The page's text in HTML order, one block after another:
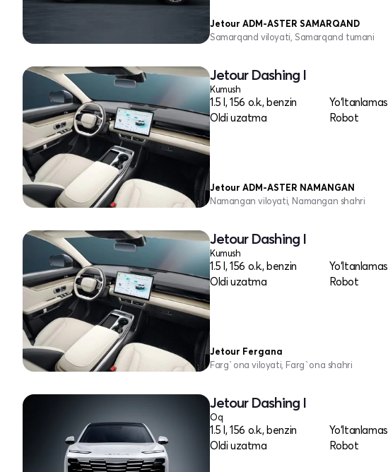
Jetour ADM-ASTER SAMARQAND
Samarqand viloyati, Samarqand tumani
Jetour Dashing I
Kumush
1.5 l, 156 o.k., benzin
Yo‘ltanlamas
Oldi uzatma
Robot
Jetour ADM-ASTER NAMANGAN
Namangan viloyati, Namangan shahri
Jetour Dashing I
Kumush
1.5 l, 156 o.k., benzin
Yo‘ltanlamas
Oldi uzatma
Robot
Jetour Fergana
Farg`ona viloyati, Farg`ona shahri
Jetour Dashing I
Oq
1.5 l, 156 o.k., benzin
Yo‘ltanlamas
Oldi uzatma
Robot